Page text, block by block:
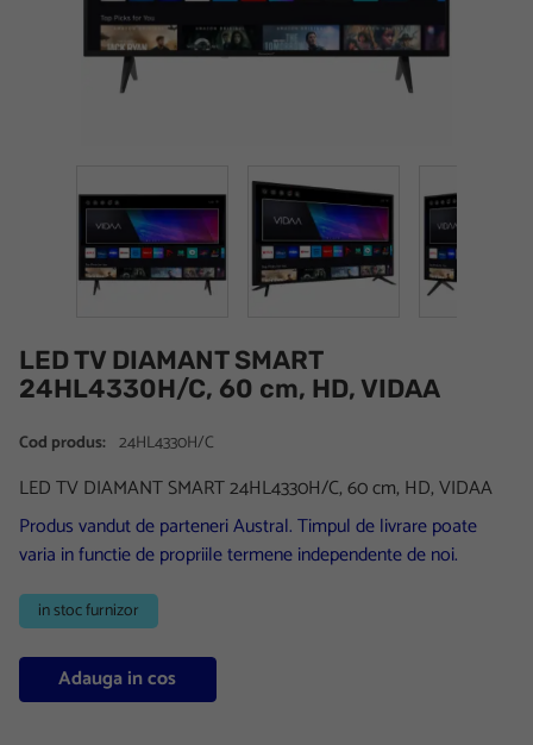
LED TV DIAMANT SMART
24HL4330H/C, 60 cm, HD, VIDAA
Cod produs: 24HL4330H/C
LED TV DIAMANT SMART 24HL4330H/C, 60 cm, HD, VIDAA
Produs vandut de parteneri Austral. Timpul de livrare poate
varia in functie de propriile termene independente de noi.
in stoc furnizor
Adauga in cos